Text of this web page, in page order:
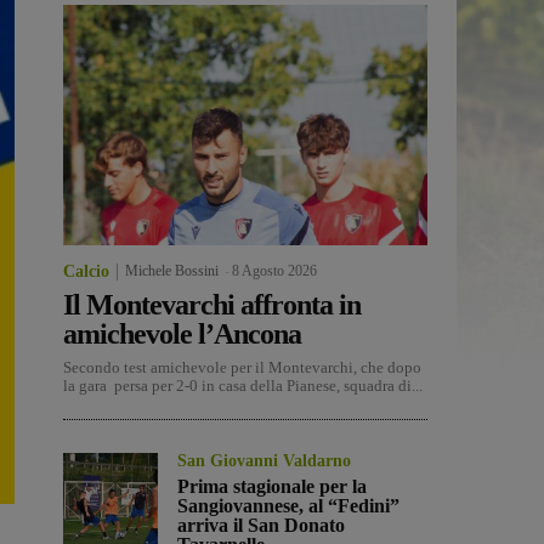
Calcio Michele Bossini 8 Agosto 2026
Il Montevarchi affronta in
amichevole l’Ancona
Secondo test amichevole per il Montevarchi, che dopo
la gara persa per 2-0 in casa della Pianese, squadra di...
San Giovanni Valdarno
Prima stagionale per la
Sangiovannese, al “Fedini”
arriva il San Donato